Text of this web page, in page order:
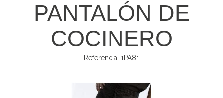
PANTALÓN DE
COCINERO
Referencia: 1PA81